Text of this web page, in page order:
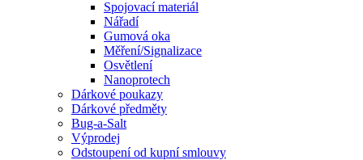
Spojovací materiál
Nářadí
Gumová oka
Měření/Signalizace
Osvětlení
Nanoprotech
Dárkové poukazy
Dárkové předměty
Bug-a-Salt
Výprodej
Odstoupení od kupní smlouvy